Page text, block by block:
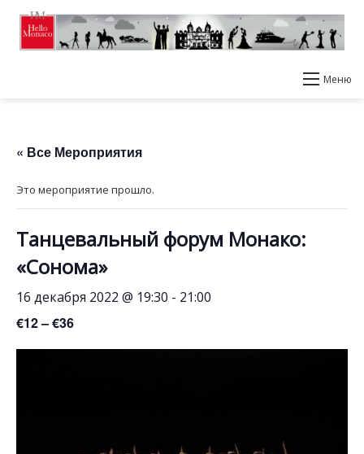
Меню
« Все Мероприятия
Это мероприятие прошло.
Танцевальный форум Монако:
«Сонома»
16 декабря 2022 @ 19:30 - 21:00
€12 – €36